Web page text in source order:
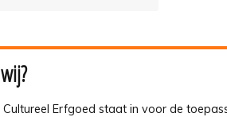
Cultureel Erfgoed staat in voor de